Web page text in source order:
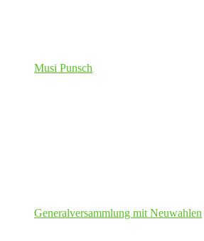
Musi Punsch
Generalversammlung mit Neuwahlen